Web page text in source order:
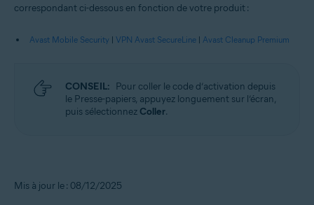
correspondant ci-dessous en fonction de votre produit :
Avast Mobile Security | VPN Avast SecureLine | Avast Cleanup Premium
CONSEIL: Pour coller le code d’activation depuis
le Presse-papiers, appuyez longuement sur l’écran,
puis sélectionnez Coller.
Mis à jour le : 08/12/2025